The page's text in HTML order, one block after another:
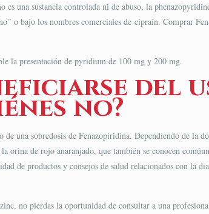
una sustancia controlada ni de abuso, la
o bajo los nombres comerciales de cipraín. Comprar
la presentación de pyridium de 100 mg y 200 mg.
del
no?
de una sobredosis de Fenazopiridina. Dependiendo de
de rojo anaranjado, que también se conocen
de productos y consejos de salud relacionados con la
no pierdas la oportunidad de consultar a una